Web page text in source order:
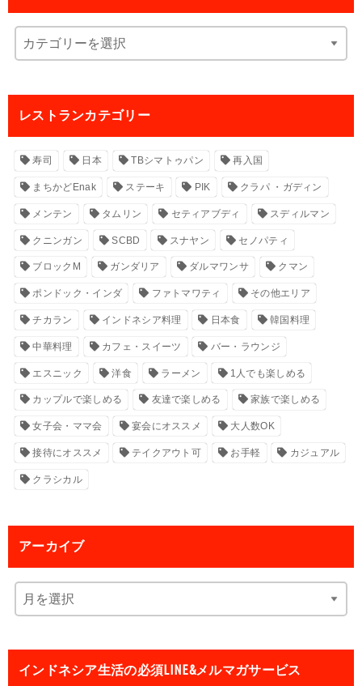
レストランカテゴリー
寿司 日本 TBシマトゥパン 再入国
まちかどEnak ステーキ PIK クラパ ・ガディン
メンテン タムリン セティアブディ スディルマン
クニンガン SCBD スナヤン セノパティ
ブロックM ガンダリア ダルマワンサ クマン
ポンドック・インダ ファトマワティ その他エリア
チカラン インドネシア料理 日本食 韓国料理
中華料理 カフェ・スイーツ バー・ラウンジ
エスニック 洋食 ラーメン 1人でも楽しめる
カップルで楽しめる 友達で楽しめる 家族で楽しめる
女子会・ママ会 宴会にオススメ 大人数OK
接待にオススメ テイクアウト可 お手軽 カジュアル
クラシカル
アーカイブ
インドネシア生活の必須LINE&メルマガサービス